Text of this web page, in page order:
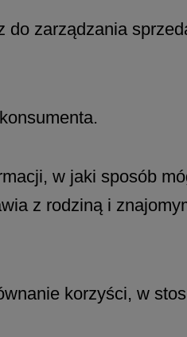
zarządzania
w jaki sposób
z rodziną i
korzyści, w